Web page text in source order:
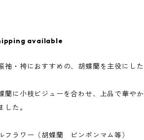
available
袖・袴におすすめの、胡蝶蘭を主役にした
蘭に小枝ビジューを合わせ、上品で華やか
した。
フラワー（胡蝶蘭 ピンポンマム等）